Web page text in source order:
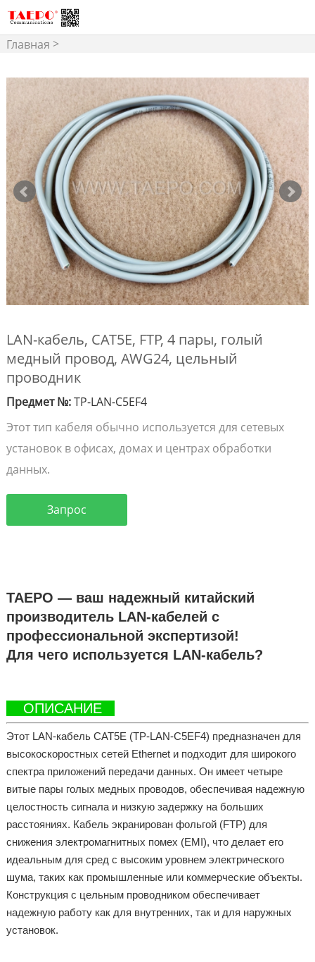
Главная >
Кабельная>Сетевой
Кабель
LAN-кабель, CAT5E, FTP, 4 пары, голый
медный провод, AWG24, цельный
проводник
Предмет №:TP-LAN-C5EF4
Этот тип кабеля обычно используется для сетевых
установок в офисах, домах и центрах обработки
данных.
Запрос
TAEPO — ваш надежный китайский
производитель LAN-кабелей с
профессиональной экспертизой!
Для чего используется LAN-кабель?
ОПИСАНИЕ
Этот LAN-кабель CAT5E (TP-LAN-C5EF4) предназначен для
высокоскоростных сетей Ethernet и подходит для широкого
спектра приложений передачи данных. Он имеет четыре
витые пары голых медных проводов, обеспечивая надежную
целостность сигнала и низкую задержку на больших
расстояниях. Кабель экранирован фольгой (FTP) для
снижения электромагнитных помех (EMI), что делает его
идеальным для сред с высоким уровнем электрического
шума, таких как промышленные или коммерческие объекты.
Конструкция с цельным проводником обеспечивает
надежную работу как для внутренних, так и для наружных
установок.